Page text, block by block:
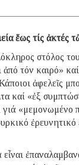
ἕως τίς ἀκτές
στόλος
ἀπό τόν καιρό»
ἀφελεῖς
καί «ἐξ
«μεμονωμένο
εἶναι